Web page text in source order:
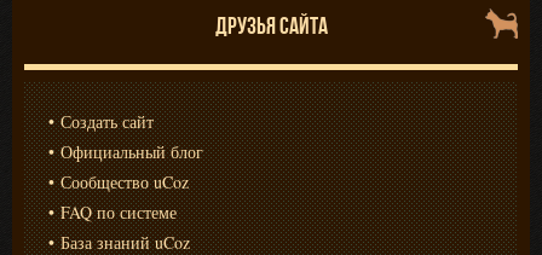
ДРУЗЬЯ САЙТА
Создать сайт
Официальный блог
Сообщество uCoz
FAQ по системе
База знаний uCoz